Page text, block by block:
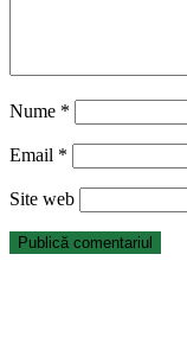
Nume *
Email *
Site web